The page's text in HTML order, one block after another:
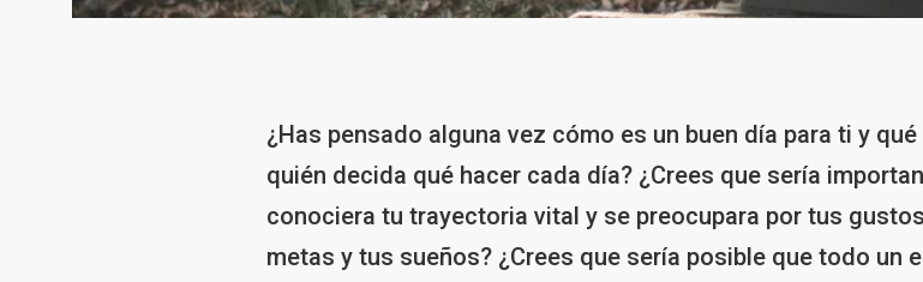
¿Has pensado alguna vez cómo es un buen día para ti y
quién decida qué hacer cada día? ¿Crees que sería
conociera tu trayectoria vital y se preocupara por tus
metas y tus sueños? ¿Crees que sería posible que todo un